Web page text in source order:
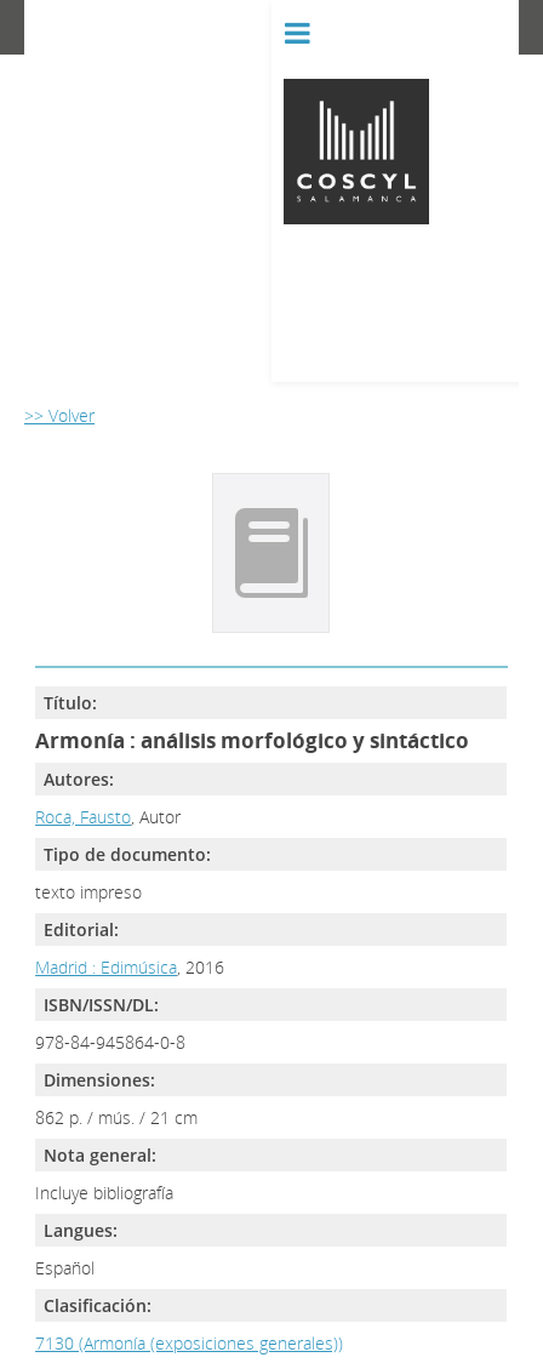
>> Volver
Título:
Armonía : análisis morfológico y sintáctico
Autores:
Roca, Fausto, Autor
Tipo de documento:
texto impreso
Editorial:
Madrid : Edimúsica, 2016
ISBN/ISSN/DL:
978-84-945864-0-8
Dimensiones:
862 p. / mús. / 21 cm
Nota general:
Incluye bibliografía
Langues:
Español
Clasificación:
7130 (Armonía (exposiciones generales))